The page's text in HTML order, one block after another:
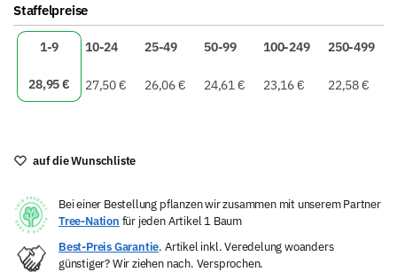
l
t
v
:
Staffelpreise
1-9 10-24 25-49 50-99 100-249 250-499
28,95€ 27,50€ 26,06€ 24,61 € 23,16€ 22,58€
auf die Wunschliste
Bei einer Bestellung pflanzen wir zusammen mit unserem Partner
Tree-Nation für jeden Artikel 1 Baum
Best-Preis Garantie. Artikel inkl. Veredelung woanders
günstiger? Wir ziehen nach. Versprochen.